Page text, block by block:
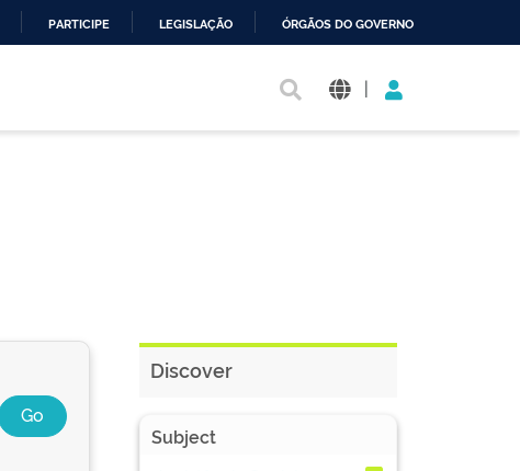
PARTICIPE LEGISLAÇÃO ÓRGÃOS DO GOVERNO
|
Discover
Subject